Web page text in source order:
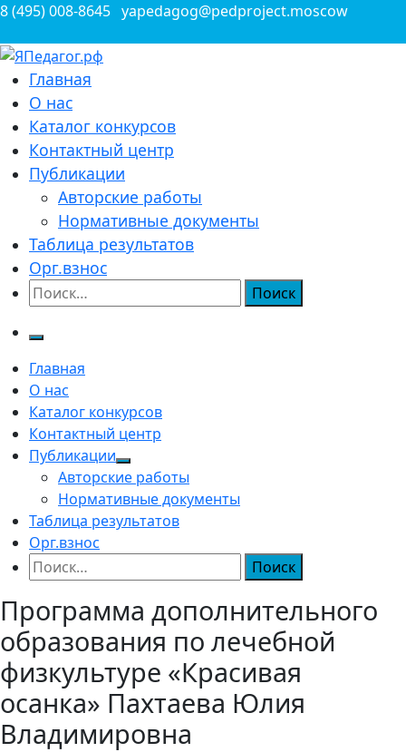
Перейти
содержимому
8 (495) 008-8645 yapedagog@pedproject.moscow
ЯПедагог.рф
Всероссийские конкурсы для педагогов
Главная
О нас
Каталог конкурсов
Контактный центр
Публикации
Авторские работы
Нормативные документы
Таблица результатов
Орг.взнос
Найти:
Главная
О нас
Каталог конкурсов
Контактный центр
Публикации
Авторские работы
Нормативные документы
Таблица результатов
Орг.взнос
Найти:
Программа дополнительного
образования по лечебной
физкультуре «Красивая
осанка» Пахтаева Юлия
Владимировна